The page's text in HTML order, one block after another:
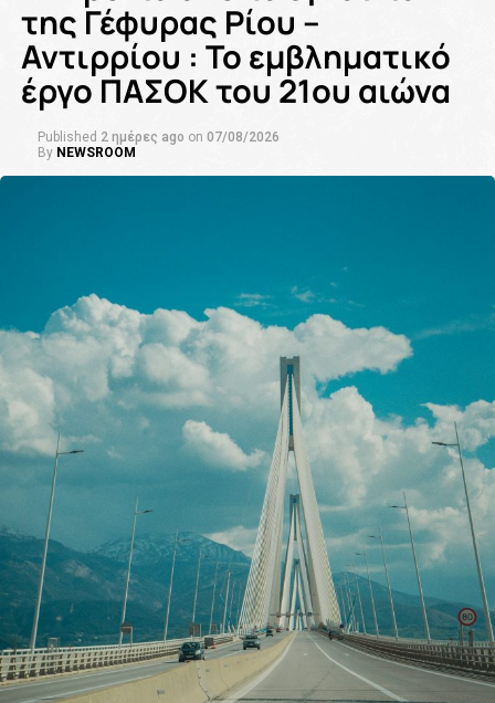
της Γέφυρας Ρίου –
Αντιρρίου : Το εμβληματικό
έργο ΠΑΣΟΚ του 21ου αιώνα
Published 2 ημέρες ago on 07/08/2026
By NEWSROOM